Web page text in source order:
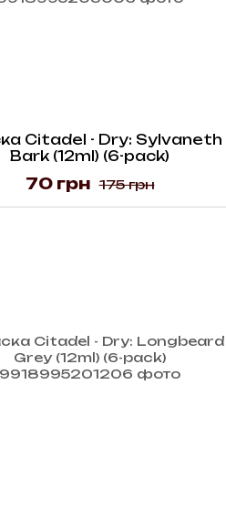
Citadel - Dry: Sylvaneth
Bark (12ml) (6-pack)
175 грн
70 грн